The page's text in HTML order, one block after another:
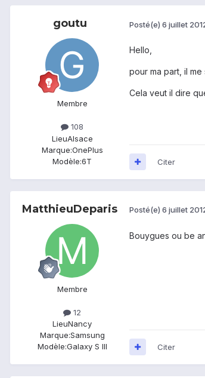
goutu
Membre
108
LieuAlsace
Marque:OnePlus
Modèle:6T
Posté(e) 6 juillet
Hello,
pour ma part, il
Cela veut il dire
Citer
MatthieuDeparis
Membre
12
LieuNancy
Marque:Samsung
Modèle:Galaxy S III
Posté(e) 6 juillet
Bouygues ou be
Citer